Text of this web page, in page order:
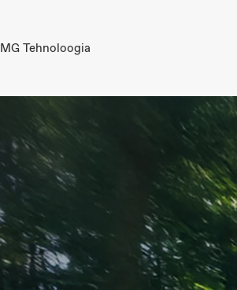
MG Tehnoloogia